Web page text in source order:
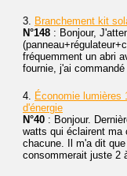
3. Branchement kit
N°148 : Bonjour,
fréquemment un abri
fournie, j'ai commandé
4. Économie lumières
d'énergie
N°40 : Bonjour.
watts qui éclairent ma
chacune. Il m'a dit
consommerait juste 2